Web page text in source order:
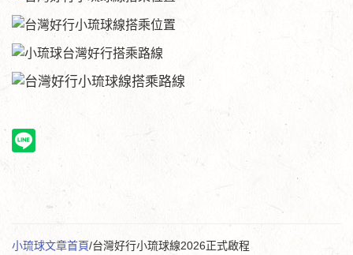
小琉球文章首頁/台灣好行小琉球線2026正式啟程